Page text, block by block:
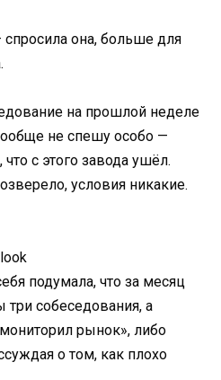
она, больше для
на прошлой неделе
не спешу особо —
с этого завода ушёл.
условия никакие.
подумала, что за месяц
собеседования, а
рынок», либо
о том, как плохо